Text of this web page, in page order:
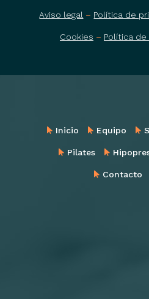
Aviso legal – Política de
Cookies – Política
Inicio Equipo
Pilates
Contacto